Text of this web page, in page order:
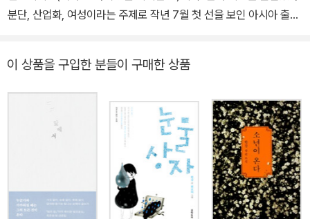
분단, 산업화, 여성이라는 주제로 작년 7월 첫 선을 보인 아시아 출판
여 이중 언어로 읽을 수 있게 했다는 데서 신선함을 주었다. 특히, 영
어 번역의 질을 최우선으로 삼고 브루스 풀턴(브리티시 컬럼비아대),
테오도르 휴즈(컬럼비아 대학교), 안선재(서강대학교 영문학 명예교
수), 전승희(하버드대학교 한국학 연구소 연구원) 등 한국 문학 번역
권위자들은 물론 현지 내러티브 감수자들이 대거 참여하면서 그간 한
국 문학을 영어로 번역했을 때 느껴지는 외국 문학이라는 어색함을
벗어던진, 영어 독자들도 자연스럽게 읽을 수 있는 텍스트로 인정받
았다. “그동안 영어로 번역된 한국 문학작품들 가운데에는 번역투라
이 상품을 구입한 분들이 구매한 상품